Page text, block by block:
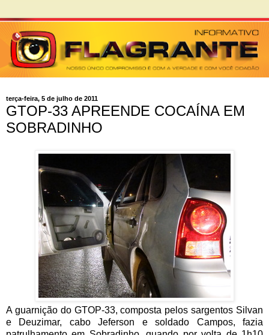
terça-feira, 5 de julho de 2011
GTOP-33 APREENDE COCAÍNA EM
SOBRADINHO
A guarnição do GTOP-33, composta pelos sargentos Silvan
e Deuzimar, cabo Jeferson e soldado Campos, fazia